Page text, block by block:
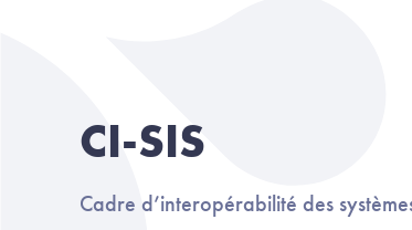
CI-SIS
Cadre d’interopérabilité des